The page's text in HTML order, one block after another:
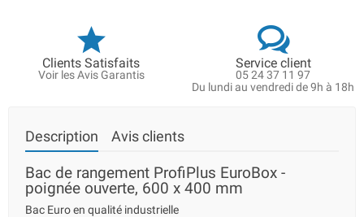
Clients Satisfaits
Voir les Avis Garantis
Service client
05 24 37 11 97
Du lundi au vendredi de 9h à 18h
Description Avis clients
Bac de rangement ProfiPlus EuroBox -
poignée ouverte, 600 x 400 mm
Bac Euro en qualité industrielle